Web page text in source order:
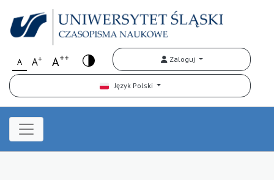
A A+ A++ Zaloguj
Język Polski